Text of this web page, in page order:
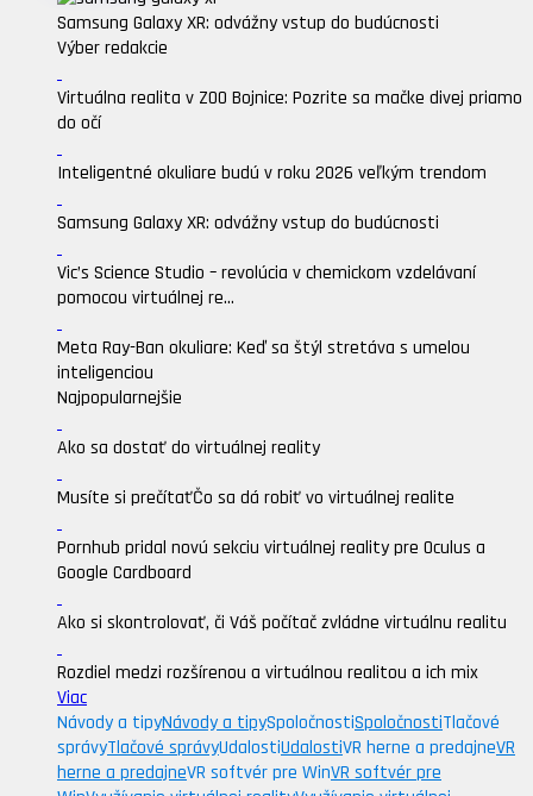
Samsung Galaxy XR: odvážny vstup do budúcnosti
Výber redakcie
Virtuálna realita v ZOO Bojnice: Pozrite sa mačke divej priamo
do očí
Inteligentné okuliare budú v roku 2026 veľkým trendom
Samsung Galaxy XR: odvážny vstup do budúcnosti
Vic’s Science Studio – revolúcia v chemickom vzdelávaní
pomocou virtuálnej re...
Meta Ray-Ban okuliare: Keď sa štýl stretáva s umelou
inteligenciou
Najpopularnejšie
Ako sa dostať do virtuálnej reality
Musíte si prečítaťČo sa dá robiť vo virtuálnej realite
Pornhub pridal novú sekciu virtuálnej reality pre Oculus a
Google Cardboard
Ako si skontrolovať, či Váš počítač zvládne virtuálnu realitu
Rozdiel medzi rozšírenou a virtuálnou realitou a ich mix
Viac
Návody a tipyNávody a tipySpoločnostiSpoločnostiTlačové
správyTlačové správyUdalostiUdalostiVR herne a predajneVR
herne a predajneVR softvér pre WinVR softvér pre